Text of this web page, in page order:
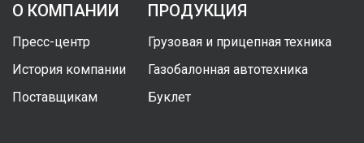
О КОМПАНИИ
Пресс-центр
История компании
Поставщикам
ПРОДУКЦИЯ
Грузовая и прицепная техника
Газобалонная автотехника
Буклет